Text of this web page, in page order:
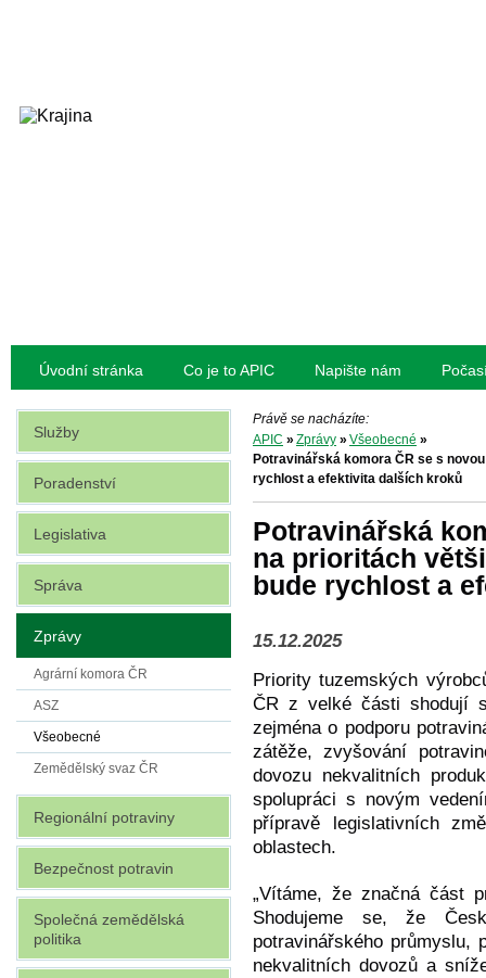
Úvodní stránka Co je to APIC Napište nám
Právě se nacházíte:
APIC » Zprávy » Všeobecné »
Potravinářská komora ČR se s
rychlost a efektivita dalších kroků
Potravinářská
na prioritách
bude rychlost a
15.12.2025
Priority tuzemských
ČR z velké části shodují
zejména o podporu
zátěže, zvyšování
dovozu nekvalitních
spolupráci s novým
přípravě legislativních
oblastech.
„Vítáme, že značná část
Shodujeme se, že
potravinářského průmyslu,
nekvalitních dovozů a
Služby
Poradenství
Legislativa
Správa
Zprávy
Agrární komora ČR
ASZ
Všeobecné
Zemědělský svaz ČR
Regionální potraviny
Bezpečnost potravin
Společná zemědělská
politika